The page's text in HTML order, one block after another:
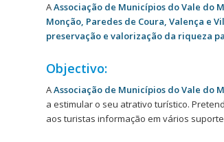
AAssociação de Municípios do Vale do
Monção, Paredes de Coura, Valença e
preservação e valorização da riqueza
Objectivo:
AAssociação de Municípios do Vale do
a estimular o seu atrativo turístico.
aos turistas informação em vários